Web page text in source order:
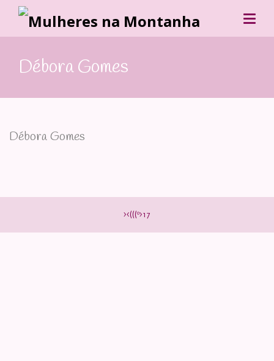
Débora Gomes
Débora Gomes
><(((º>17